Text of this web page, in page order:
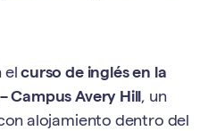
elcurso de inglés en la
Campus Avery Hill, un
alojamiento dentro del